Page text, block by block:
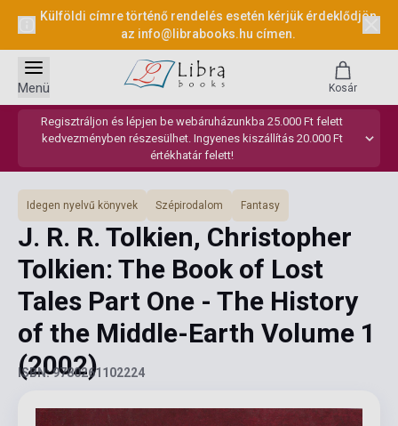
Külföldi címre történő rendelés esetén kérjük érdeklődjön
az info@librabooks.hu címen.
Regisztráljon és lépjen be webáruházunkba 25.000 Ft felett
kedvezményben részesülhet. Ingyenes kiszállítás 20.000 Ft
értékhatár felett!
Menü Kosár
Idegen nyelvű könyvek Szépirodalom Fantasy
J. R. R. Tolkien, Christopher
Tolkien: The Book of Lost
Tales Part One - The History
of the Middle-Earth Volume 1
(2002)
ISBN: 9780261102224